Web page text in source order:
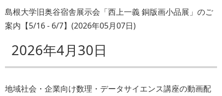
島根大学旧奥谷宿舎展示会「西上一義 銅版画小品展」のご
案内【5/16 - 6/7】 (2026年05月07日)
2026年4月30日
地域社会・企業向け数理・データサイエンス講座の動画配